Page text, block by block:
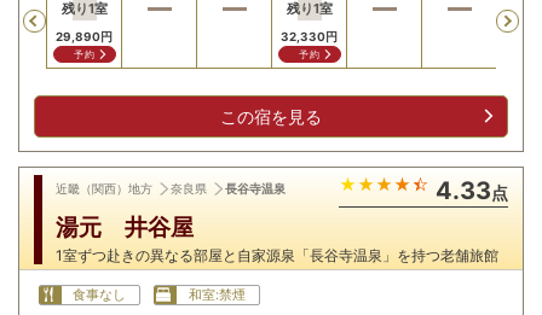
Previous
残り1室
29,890円
予約
残り1室
32,330円
予約
残り
この宿を見る
近畿（関西）地方 奈良県 長谷寺温泉 4.33点
湯元 井谷屋
1室ずつ赴きの異なる部屋と自家源泉「長谷寺温泉」を持つ老舗旅館
食事なし 和室:禁煙